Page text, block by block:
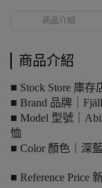
商品介紹
商品介紹
■ Stock Store 庫
■ Brand 品牌｜
■ Model 型號｜
恤
■ Color 顏色｜深藍
■ Reference Price